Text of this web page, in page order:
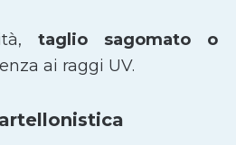
taglio sagomato
o
ai raggi UV.